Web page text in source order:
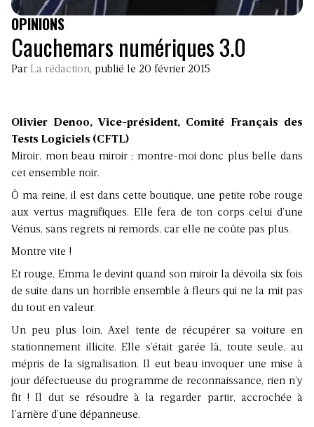
OPINIONS
Cauchemars numériques 3.0
Par La rédaction, publié le 20 février 2015
Olivier Denoo, Vice-président, Comité Français des
Tests Logiciels (CFTL)
Miroir, mon beau miroir ; montre-moi donc plus belle dans
cet ensemble noir.
Ô ma reine, il est dans cette boutique, une petite robe rouge
aux vertus magnifiques. Elle fera de ton corps celui d’une
Vénus, sans regrets ni remords, car elle ne coûte pas plus.
Montre vite !
Et rouge, Emma le devint quand son miroir la dévoila six fois
de suite dans un horrible ensemble à fleurs qui ne la mit pas
du tout en valeur.
Un peu plus loin, Axel tente de récupérer sa voiture en
stationnement illicite. Elle s’était garée là, toute seule, au
mépris de la signalisation. Il eut beau invoquer une mise à
jour défectueuse du programme de reconnaissance, rien n’y
fit ! Il dut se résoudre à la regarder partir, accrochée à
l’arrière d’une dépanneuse.